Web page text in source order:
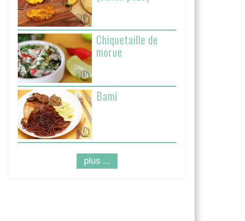
Chiquetaille de
morue
Bami
plus ...